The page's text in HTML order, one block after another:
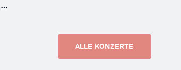
…
ALLE KONZERTE